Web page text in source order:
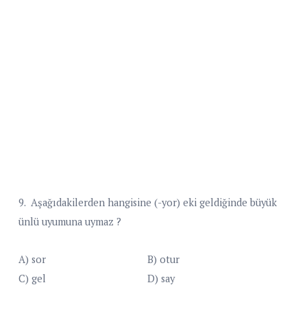
9. Aşağıdakilerden hangisine (-yor) eki geldiğinde büyük
ünlü uyumuna uymaz ?
A) sor B) otur
C) gel D) say